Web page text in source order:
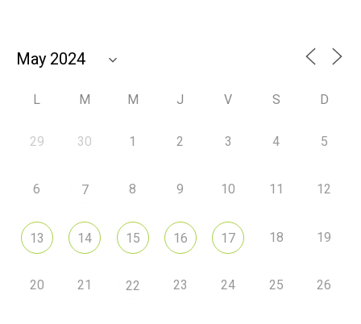
L M M J V S D
29 30 1 2 3 4 5
6 7 8 9 10 11 12
13 14 15 16 17 18 19
20 21 22 23 24 25 26